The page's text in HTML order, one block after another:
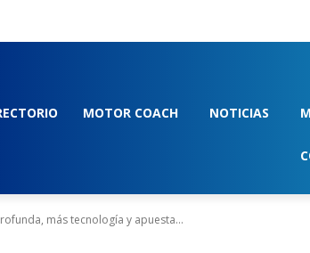
MOTOR COACH NOTICIAS
más tecnología y apuesta...